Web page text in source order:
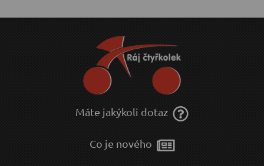
Máte jakýkoli dotaz
Co je nového